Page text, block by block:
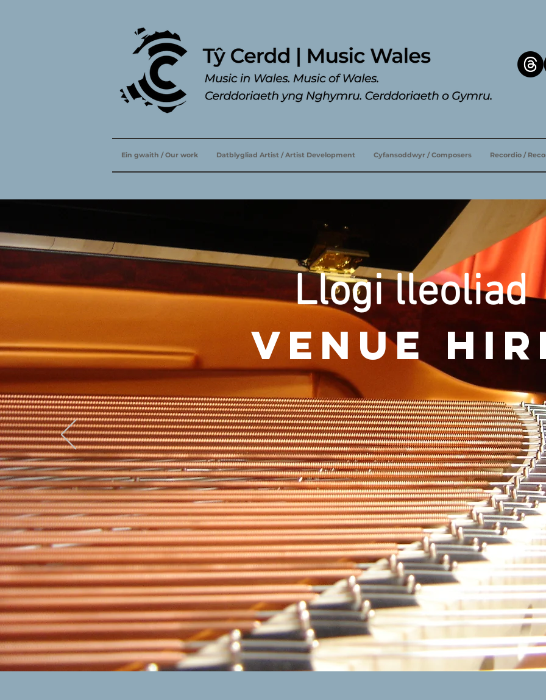
Ein gwaith / Our work Datblygliad Artist / Artist Development Cyfansoddwyr / Composers Recordio /
Llogi lleoliad
VENUE